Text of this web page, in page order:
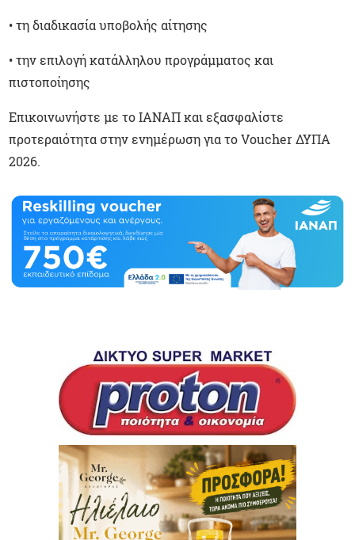
•τη διαδικασία υποβολής αίτησης
•την επιλογή κατάλληλου προγράμματος και
πιστοποίησης
Επικοινωνήστε με το ΙΑΝΑΠ και εξασφαλίστε
προτεραιότητα στην ενημέρωση για το Voucher ΔΥΠΑ
2026.